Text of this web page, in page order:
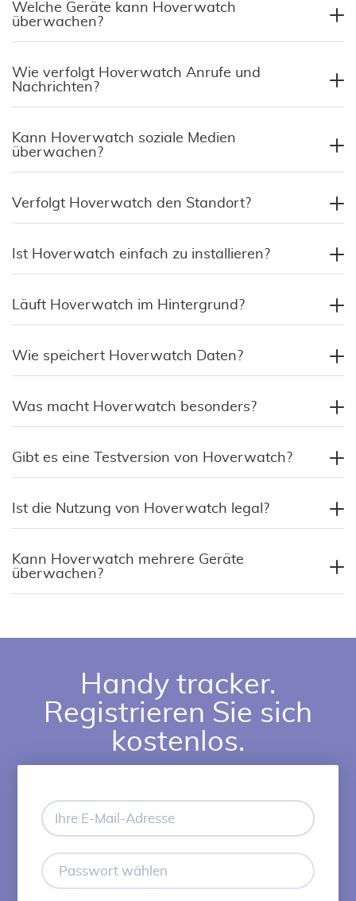
Welche Geräte kann Hoverwatch
überwachen?
Wie verfolgt Hoverwatch Anrufe und
Nachrichten?
Kann Hoverwatch soziale Medien
überwachen?
Verfolgt Hoverwatch den Standort?
Ist Hoverwatch einfach zu installieren?
Läuft Hoverwatch im Hintergrund?
Wie speichert Hoverwatch Daten?
Was macht Hoverwatch besonders?
Gibt es eine Testversion von Hoverwatch?
Ist die Nutzung von Hoverwatch legal?
Kann Hoverwatch mehrere Geräte
überwachen?
Handy tracker.
Registrieren Sie sich
kostenlos.
Adresse